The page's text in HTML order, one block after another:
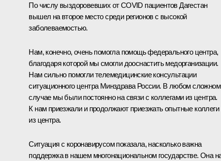
По числу выздоровевших от COVID пациентов Дагестан
вышел на второе место среди регионов с высокой
заболеваемостью.
Нам, конечно, очень помогла помощь федерального центра,
благодаря которой мы смогли дооснастить медорганизации.
Нам сильно помогли телемедицинские консультации
ситуационного центра Минздрава России. В любом сложном
случае мы были постоянно на связи с коллегами из центра.
К нам приезжали и продолжают приезжать опытные коллеги
из центра.
Ситуация с коронавирусом показала, насколько важна
поддержка в нашем многонациональном государстве. Она